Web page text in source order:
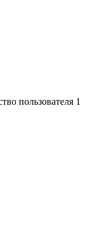
пользователя 1